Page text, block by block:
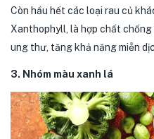
Còn hầu hết các loại rau củ
Xanthophyll, là hợp chất
ung thư, tăng khả năng miễn
3. Nhóm màu xanh lá